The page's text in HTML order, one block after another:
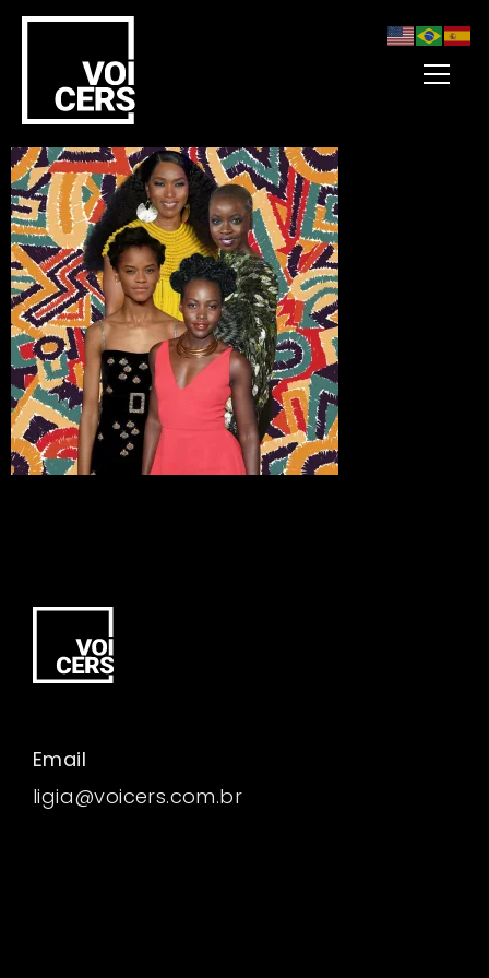
Email
ligia@voicers.com.br